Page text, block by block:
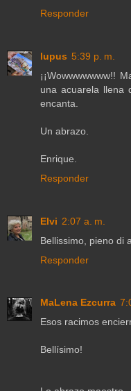
Responder
lupus 5:39 p. m.
¡¡Wowwwwwww!!
una acuarela llena
encanta.
Un abrazo.
Enrique.
Responder
Elvi 2:07 a. m.
Bellissimo, pieno di
Responder
MaLena Ezcurra
Esos racimos
Bellísimo!